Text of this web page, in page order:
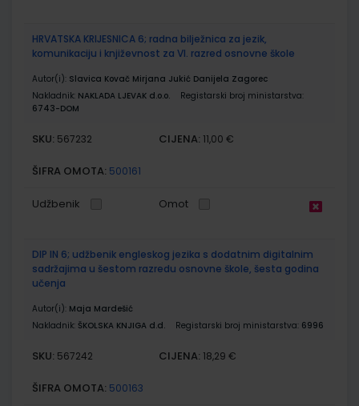
HRVATSKA KRIJESNICA 6; radna bilježnica za jezik,
komunikaciju i književnost za VI. razred osnovne škole
Autor(i): Slavica Kovač Mirjana Jukić Danijela Zagorec
Nakladnik: NAKLADA LJEVAK d.o.o.
Registarski broj ministarstva:
6743-DOM
SKU: 567232 CIJENA: 11,00 €
ŠIFRA OMOTA: 500161
Udžbenik Omot
DIP IN 6; udžbenik engleskog jezika s dodatnim digitalnim
sadržajima u šestom razredu osnovne škole, šesta godina
učenja
Autor(i): Maja Mardešić
Nakladnik: ŠKOLSKA KNJIGA d.d. Registarski broj ministarstva: 6996
SKU: 567242 CIJENA: 18,29 €
ŠIFRA OMOTA: 500163